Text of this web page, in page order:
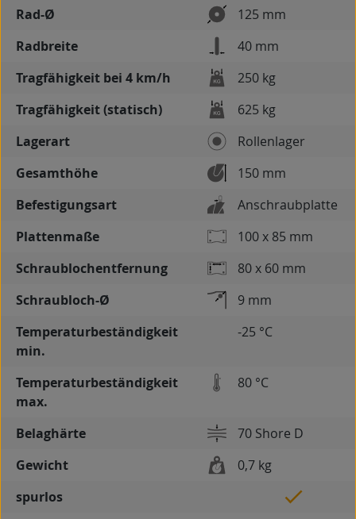
Rad-Ø
125 mm
Radbreite
40 mm
Tragfähigkeit bei 4 km/h
250 kg
Tragfähigkeit (statisch)
625 kg
Lagerart
Rollenlager
Gesamthöhe
150 mm
Befestigungsart
Anschraubplatte
Plattenmaße
100 x 85 mm
Schraublochentfernung
80 x 60 mm
Schraubloch-Ø
9 mm
Temperaturbeständigkeit
min.
-25 °C
Temperaturbeständigkeit
max.
80 °C
Belaghärte
70 Shore D
Gewicht
0,7 kg
spurlos